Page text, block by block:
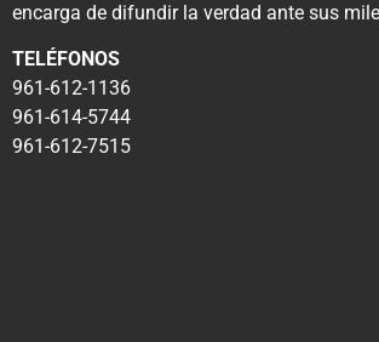
encarga de difundir la verdad ante sus
TELÉFONOS
961-612-1136
961-614-5744
961-612-7515